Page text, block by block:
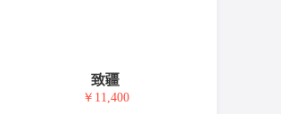
致疆
￥11,400